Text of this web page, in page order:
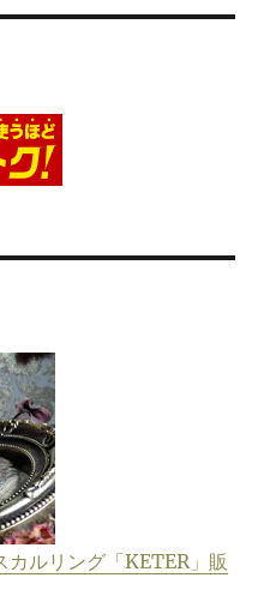
カルリング「KETER」販